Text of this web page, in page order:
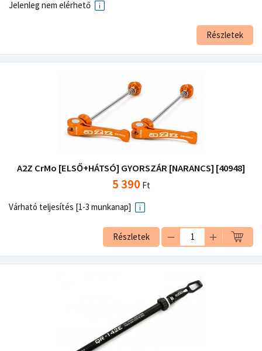
Jelenleg nem elérhető
Részletek
A2Z CrMo [ELSŐ+HÁTSÓ] GYORSZÁR [NARANCS] [40948]
5 390 Ft
Várható teljesítés [1-3 munkanap]
Részletek